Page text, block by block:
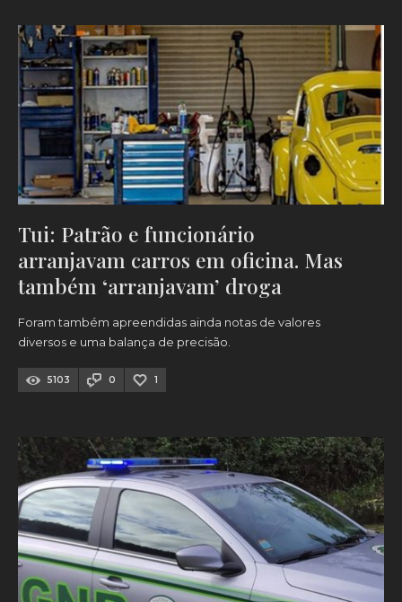
Tui: Patrão e funcionário
arranjavam carros em oficina. Mas
também ‘arranjavam’ droga
Foram também apreendidas ainda notas de valores
diversos e uma balança de precisão.
5103 0 1